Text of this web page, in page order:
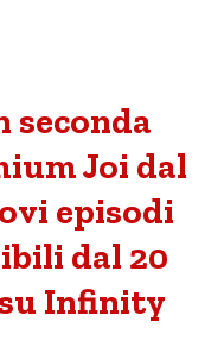
seconda
Joi dal
episodi
dal 20
Infinity